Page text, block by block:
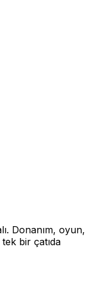
Donanım, oyun,
bir çatıda